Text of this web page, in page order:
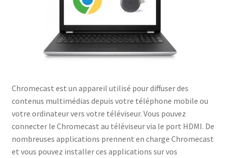
Chromecast est un appareil utilisé pour diffuser des
contenus multimédias depuis votre téléphone mobile ou
votre ordinateur vers votre téléviseur. Vous pouvez
connecter le Chromecast au téléviseur via le port HDMI. De
nombreuses applications prennent en charge Chromecast
et vous pouvez installer ces applications sur vos